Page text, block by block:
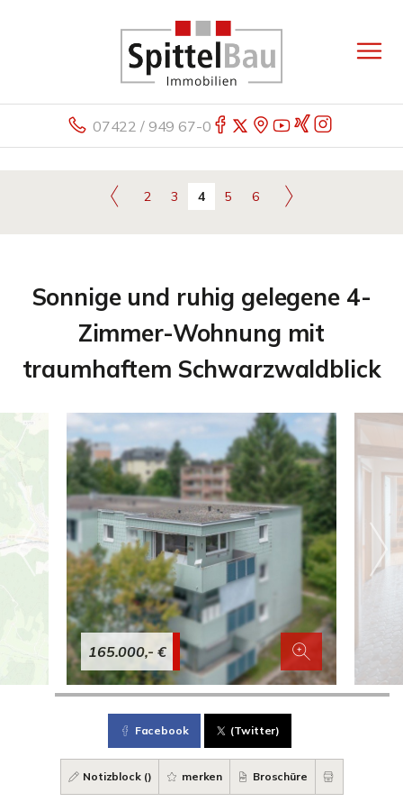
07422 / 949 67-0
2 3 4 5 6
Sonnige und ruhig gelegene 4-
Zimmer-Wohnung mit
traumhaftem Schwarzwaldblick
165.000,- €
Facebook (Twitter)
Notizblock () merken Broschüre